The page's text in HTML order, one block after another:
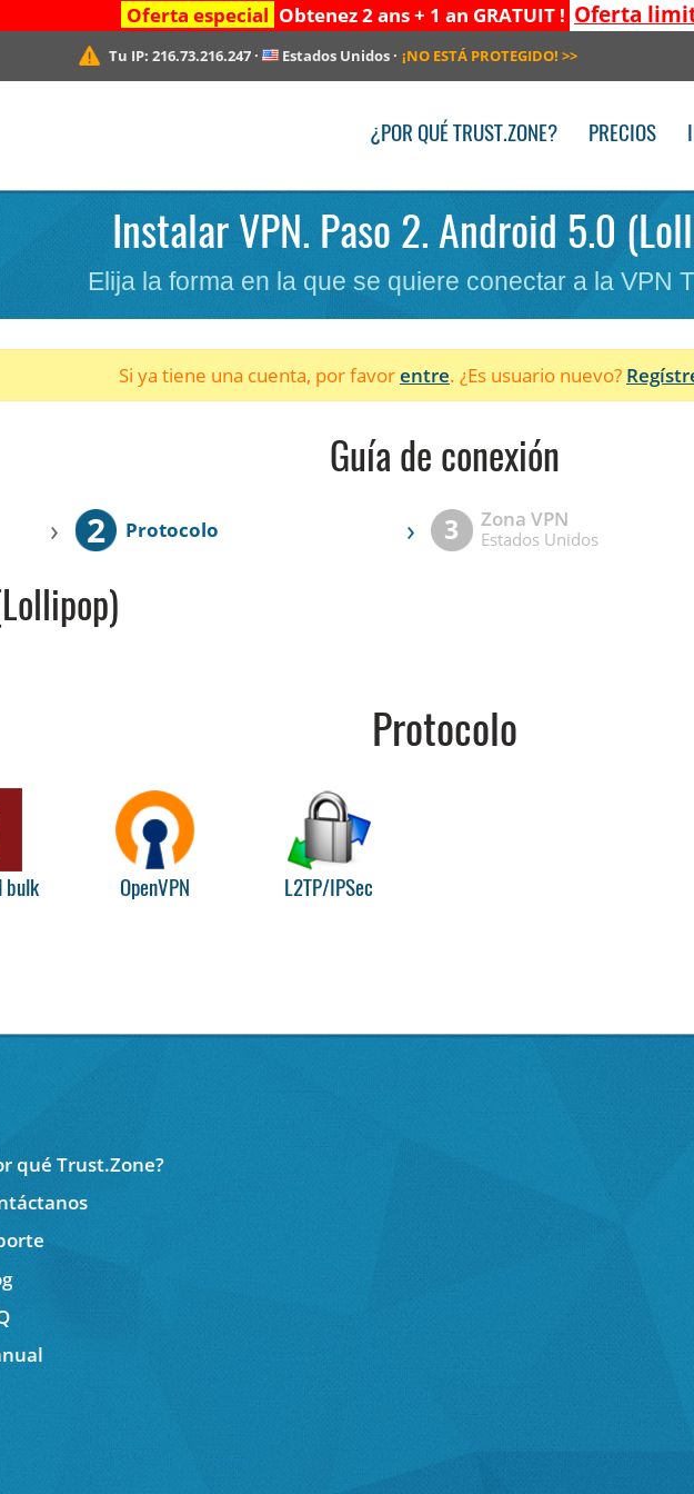
Oferta especial Obtenez 2 ans + 1 an GRATUIT ! Oferta
Tu IP: 216.73.216.247· Estados Unidos· ¡NO ESTÁ PROTEGIDO! >>
¿POR QUÉ TRUST.ZONE? PRECIOS
Instalar VPN. Paso 2. Android 5.0
Elija la forma en la que se quiere conectar a la VPN
Si ya tiene una cuenta, por favorentre. ¿Es usuario nuevo?
Guía de conexión
› 2 Protocolo › 3 Zona VPN
Estados Unidos
Protocolo
bulk OpenVPN L2TP/IPSec
qué Trust.Zone?